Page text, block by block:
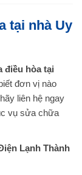
tại nhà Uy
điều hòa tại
đơn vị nào
liên hệ ngay
vụ sửa chữa
Lạnh Thành